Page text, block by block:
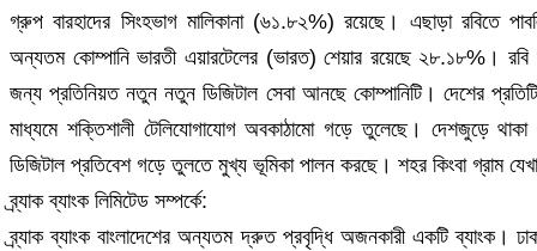
গ্রুপ বারহাদের সিংহভাগ মালিকানা (৬১.৮২%) রয়েছে। এছাড়া রবিতে
অন্যতম কোম্পানি ভারতী এয়ারটেলের (ভারত) শেয়ার রয়েছে ২৮.১৮%। রবি
জন্য প্রতিনিয়ত নতুন নতুন ডিজিটাল সেবা আনছে কোম্পানিটি। দেশের
মাধ্যমে শক্তিশালী টেলিযোগাযোগ অবকাঠামো গড়ে তুলেছে। দেশজুড়ে থাকা
ডিজিটাল প্রতিবেশ গড়ে তুলতে মুখ্য ভূমিকা পালন করছে। শহর কিংবা গ্রাম
ব্র্যাক ব্যাংক লিমিটেড সম্পর্কে:
ব্র্যাক ব্যাংক বাংলাদেশের অন্যতম দ্রুত প্রবৃদ্ধি অজনকারী একটি ব্যাংক।